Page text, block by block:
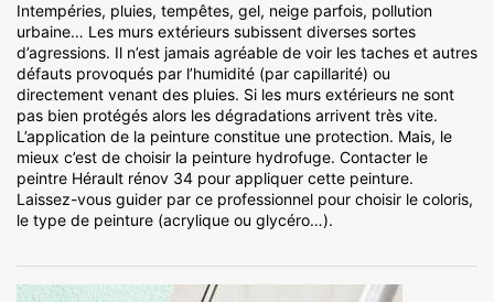
Intempéries, pluies, tempêtes, gel, neige parfois, pollution
urbaine… Les murs extérieurs subissent diverses sortes
d’agressions. Il n’est jamais agréable de voir les taches et autres
défauts provoqués par l’humidité (par capillarité) ou
directement venant des pluies. Si les murs extérieurs ne sont
pas bien protégés alors les dégradations arrivent très vite.
L’application de la peinture constitue une protection. Mais, le
mieux c’est de choisir la peinture hydrofuge. Contacter le
peintre Hérault rénov 34 pour appliquer cette peinture.
Laissez-vous guider par ce professionnel pour choisir le coloris,
le type de peinture (acrylique ou glycéro…).